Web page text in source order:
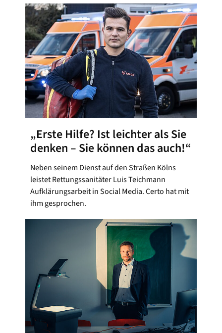
„Erste Hilfe? Ist leichter als Sie
denken – Sie können das auch!“
Neben seinem Dienst auf den Straßen Kölns
leistet Rettungssanitäter Luis Teichmann
Aufklärungsarbeit in Social Media. Certo hat mit
ihm gesprochen.